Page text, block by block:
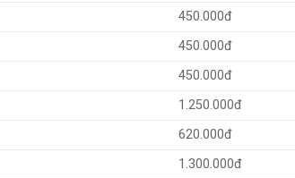
450.000đ
450.000đ
450.000đ
1.250.000đ
620.000đ
1.300.000đ